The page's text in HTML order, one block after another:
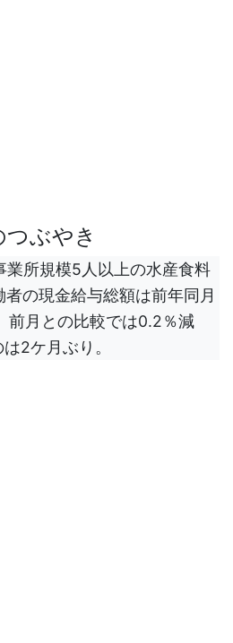
ぶやき
所規模5人以上の水産食料
の現金給与総額は前年同月
前月との比較では0.2％減
2ケ月ぶり。